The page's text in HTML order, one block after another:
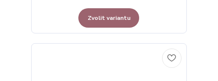
Zvolit variantu